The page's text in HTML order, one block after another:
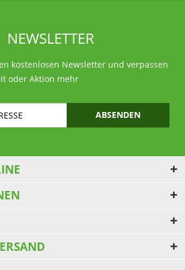
NEWSLETTER
kostenlosen Newsletter und verpassen
oder Aktion mehr
ABSENDEN